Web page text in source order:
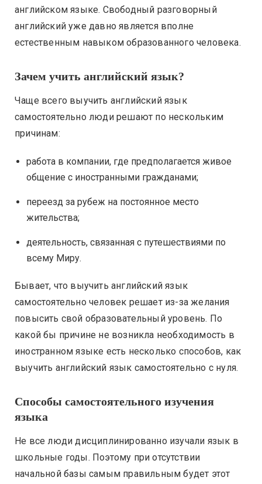
английском языке. Свободный разговорный
английский уже давно является вполне
естественным навыком образованного человека.
Зачем учить английский язык?
Чаще всего выучить английский язык
самостоятельно люди решают по нескольким
причинам:
работа в компании, где предполагается живое
общение с иностранными гражданами;
переезд за рубеж на постоянное место
жительства;
деятельность, связанная с путешествиями по
всему Миру.
Бывает, что выучить английский язык
самостоятельно человек решает из-за желания
повысить свой образовательный уровень. По
какой бы причине не возникла необходимость в
иностранном языке есть несколько способов, как
выучить английский язык самостоятельно с нуля.
Способы самостоятельного изучения
языка
Не все люди дисциплинированно изучали язык в
школьные годы. Поэтому при отсутствии
начальной базы самым правильным будет этот